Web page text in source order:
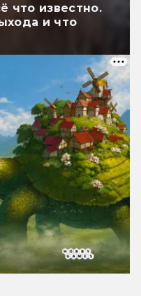
что известно.
и что